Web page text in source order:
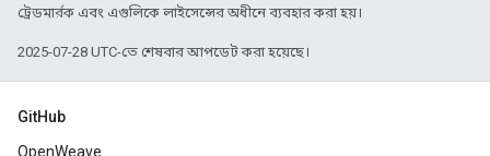
ট্রেডমার্রক এবং এগুলিকে লাইসেন্সের অধীনে ব্যবহার করা হয়।
2025-07-28 UTC-তে শেষবার আপডেট করা হয়েছে।
GitHub
OpenWeave